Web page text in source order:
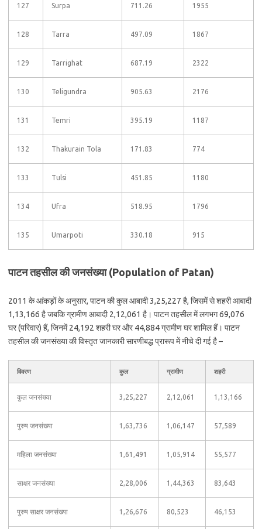
127 Surpa 711.26 1955
128 Tarra 497.09 1867
129 Tarrighat 687.19 2322
130 Teligundra 905.63 2176
131 Temri 395.19 1187
132 Thakurain Tola 171.83 774
133 Tulsi 451.85 1180
134 Ufra 518.95 1796
135 Umarpoti 330.18 915
पाटन तहसील की जनसंख्या (Population of Patan)
2011 के आंकड़ों के अनुसार, पाटन की कुल आबादी 3,25,227 है, जिसमें से शहरी आबादी
1,13,166 है जबकि ग्रामीण आबादी 2,12,061 है। पाटन तहसील में लगभग 69,076
घर (परिवार) हैं, जिनमें 24,192 शहरी घर और 44,884 ग्रामीण घर शामिल हैं। पाटन
तहसील की जनसंख्या की विस्तृत जानकारी सारणीबद्ध प्रारूप में नीचे दी गई है –
विवरण कुल ग्रामीण शहरी
कुल जनसंख्या 3,25,227 2,12,061 1,13,166
पुरुष जनसंख्या 1,63,736 1,06,147 57,589
महिला जनसंख्या 1,61,491 1,05,914 55,577
साक्षर जनसंख्या 2,28,006 1,44,363 83,643
पुरुष साक्षर जनसंख्या 1,26,676 80,523 46,153